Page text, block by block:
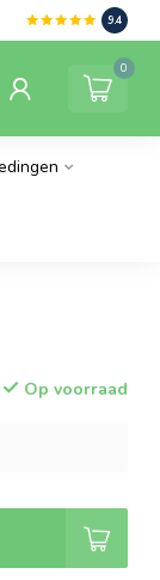
9.4
0
Op voorraad